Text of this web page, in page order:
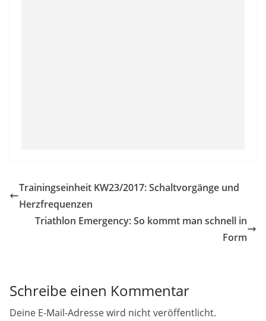
Trainingseinheit KW23/2017: Schaltvorgänge und
Herzfrequenzen
Triathlon Emergency: So kommt man schnell in
Form
Schreibe einen Kommentar
Deine E-Mail-Adresse wird nicht veröffentlicht.